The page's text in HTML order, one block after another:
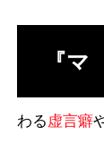
『マ
わる虚言癖